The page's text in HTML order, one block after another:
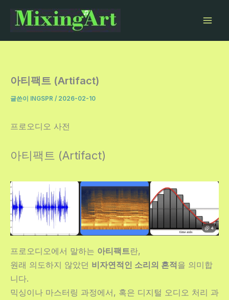
아티팩트 (Artifact)
글쓴이 INGSPR / 2026-02-10
프로오디오 사전
아티팩트 (Artifact)
프로오디오에서 말하는 아티팩트란,
원래 의도하지 않았던 비자연적인 소리의 흔적을 의미합
니다.
믹싱이나 마스터링 과정에서, 혹은 디지털 오디오 처리 과